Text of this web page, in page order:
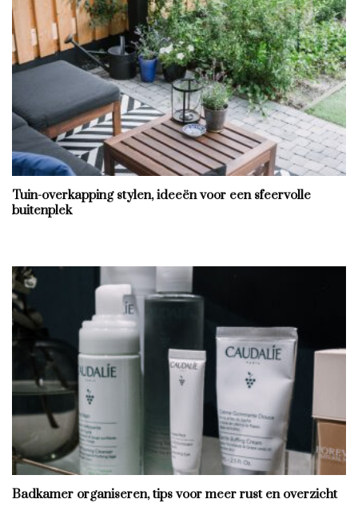
Tuin-overkapping stylen, ideeën voor een sfeervolle
buitenplek
Badkamer organiseren, tips voor meer rust en overzicht